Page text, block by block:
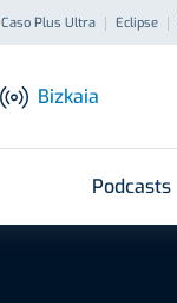
Caso Plus Ultra Eclipse
Bizkaia
Podcasts